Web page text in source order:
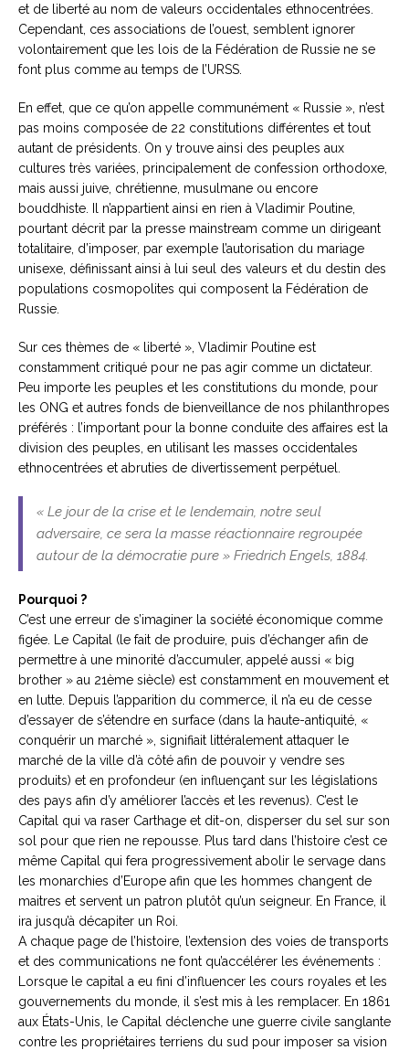
et de liberté au nom de valeurs occidentales ethnocentrées.
Cependant, ces associations de l’ouest, semblent ignorer
volontairement que les lois de la Fédération de Russie ne se
font plus comme au temps de l’URSS.
En effet, que ce qu’on appelle communément « Russie », n’est
pas moins composée de 22 constitutions différentes et tout
autant de présidents. On y trouve ainsi des peuples aux
cultures très variées, principalement de confession orthodoxe,
mais aussi juive, chrétienne, musulmane ou encore
bouddhiste. Il n’appartient ainsi en rien à Vladimir Poutine,
pourtant décrit par la presse mainstream comme un dirigeant
totalitaire, d’imposer, par exemple l’autorisation du mariage
unisexe, définissant ainsi à lui seul des valeurs et du destin des
populations cosmopolites qui composent la Fédération de
Russie.
Sur ces thèmes de « liberté », Vladimir Poutine est
constamment critiqué pour ne pas agir comme un dictateur.
Peu importe les peuples et les constitutions du monde, pour
les ONG et autres fonds de bienveillance de nos philanthropes
préférés : l’important pour la bonne conduite des affaires est la
division des peuples, en utilisant les masses occidentales
ethnocentrées et abruties de divertissement perpétuel.
« Le jour de la crise et le lendemain, notre seul
adversaire, ce sera la masse réactionnaire regroupée
autour de la démocratie pure » Friedrich Engels, 1884.
Pourquoi ?
C’est une erreur de s’imaginer la société économique comme
figée. Le Capital (le fait de produire, puis d’échanger afin de
permettre à une minorité d’accumuler, appelé aussi « big
brother » au 21ème siècle) est constamment en mouvement et
en lutte. Depuis l’apparition du commerce, il n’a eu de cesse
d’essayer de s’étendre en surface (dans la haute-antiquité, «
conquérir un marché », signifiait littéralement attaquer le
marché de la ville d’à côté afin de pouvoir y vendre ses
produits) et en profondeur (en influençant sur les législations
des pays afin d’y améliorer l’accès et les revenus). C’est le
Capital qui va raser Carthage et dit-on, disperser du sel sur son
sol pour que rien ne repousse. Plus tard dans l’histoire c’est ce
même Capital qui fera progressivement abolir le servage dans
les monarchies d’Europe afin que les hommes changent de
maitres et servent un patron plutôt qu’un seigneur. En France, il
ira jusqu’à décapiter un Roi.
A chaque page de l’histoire, l’extension des voies de transports
et des communications ne font qu’accélérer les événements :
Lorsque le capital a eu fini d’influencer les cours royales et les
gouvernements du monde, il s’est mis à les remplacer. En 1861
aux États-Unis, le Capital déclenche une guerre civile sanglante
contre les propriétaires terriens du sud pour imposer sa vision